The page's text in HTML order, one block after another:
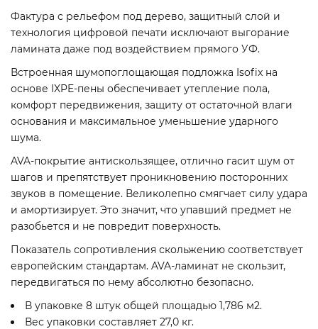
Фактура с рельефом под дерево, защитный слой и
технология цифровой печати исключают выгорание
ламината даже под воздействием прямого УФ.
Встроенная шумопоглощающая подложка Isofix на
основе IXPE-пены обеспечивает утепление пола,
комфорт передвижения, защиту от остаточной влаги
основания и максимальное уменьшение ударного
шума.
AVA-покрытие антискользящее, отлично гасит шум от
шагов и препятствует проникновению посторонних
звуков в помещение. Великолепно смягчает силу удара
и амортизирует. Это значит, что упавший предмет не
разобьется и не повредит поверхность.
Показатель сопротивления скольжению соответствует
европейским стандартам. AVA-ламинат не скользит,
передвигаться по нему абсолютно безопасно.
В упаковке 8 штук общей площадью 1,786 м2.
Вес упаковки составляет 27,0 кг.